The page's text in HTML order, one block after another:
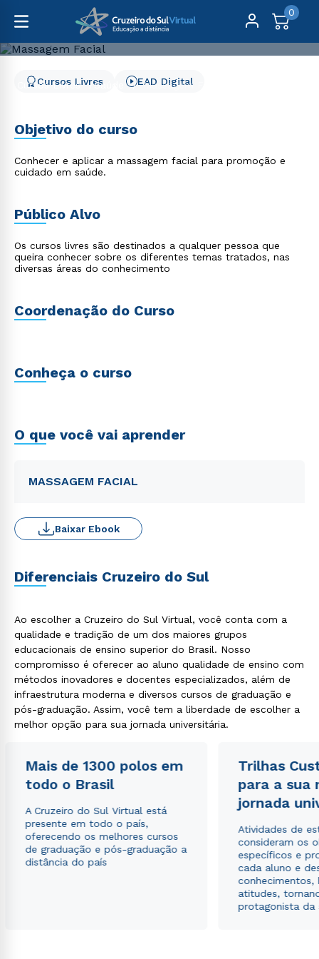
0
Cursos Livres Saúde Massagem Facial
Cursos Livres EAD Digital
Objetivo do curso
Conhecer e aplicar a massagem facial para promoção e
cuidado em saúde.
Público Alvo
Os cursos livres são destinados a qualquer pessoa que
queira conhecer sobre os diferentes temas tratados, nas
diversas áreas do conhecimento
Coordenação do Curso
Conheça o curso
O que você vai aprender
MASSAGEM FACIAL
Baixar Ebook
Diferenciais Cruzeiro do Sul
Ao escolher a Cruzeiro do Sul Virtual, você conta com a
qualidade e tradição de um dos maiores grupos
educacionais de ensino superior do Brasil. Nosso
compromisso é oferecer ao aluno qualidade de ensino com
métodos inovadores e docentes especializados, além de
infraestrutura moderna e diversos cursos de graduação e
pós-graduação. Assim, você tem a liberdade de escolher a
melhor opção para sua jornada universitária.
Mais de 1300 polos em
todo o Brasil
A Cruzeiro do Sul Virtual está
presente em todo o país,
oferecendo os melhores cursos
de graduação e pós-graduação a
distância do país
Trilhas
para a sua
jornada
Atividades de
consideram os
específicos e
cada aluno e
conhecimentos,
atitudes,
protagonista da